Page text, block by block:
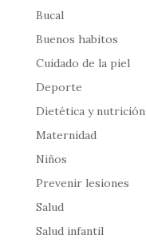
Bucal
Buenos habitos
Cuidado de la piel
Deporte
Dietética y nutrición
Maternidad
Niños
Prevenir lesiones
Salud
Salud infantil